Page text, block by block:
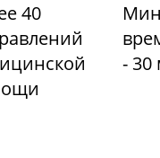
40
- 30